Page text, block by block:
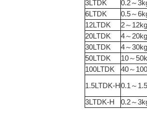
3LTDK
0.2～
6LTDK
0.5～
12LTDK
2～
20LTDK
4～
30LTDK
4～
50LTDK
10～
100LTDK
40～
1.5LTDK-H0.1～
3LTDK-H
0.2～